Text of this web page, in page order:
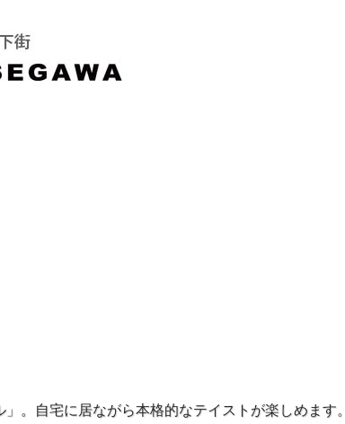
。自宅に居ながら本格的なテイストが楽しめます。